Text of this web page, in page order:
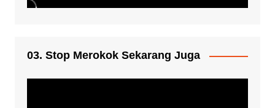
03. Stop Merokok Sekarang Juga